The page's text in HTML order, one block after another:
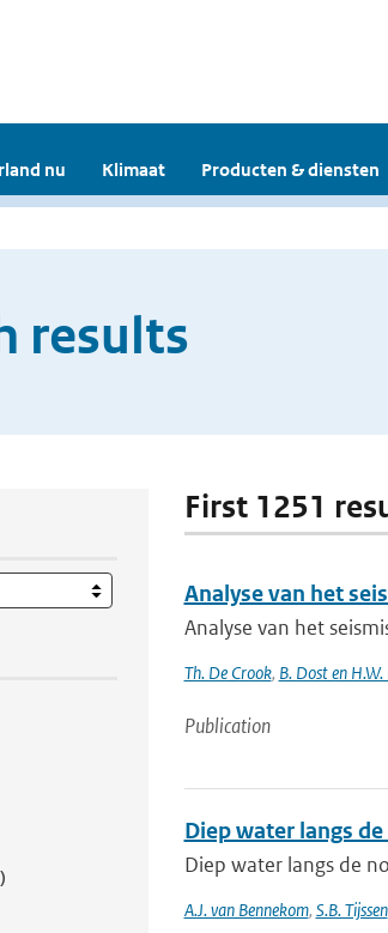
nu Klimaat Producten & diensten
results
First 1251
Analyse van het
Analyse van het
Th. De Crook, B. Dost en
Publication
Diep water langs
Diep water langs de
A.J. van Bennekom, S.B. Tijssen